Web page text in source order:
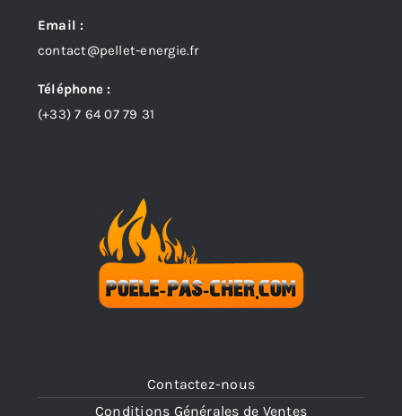
Contactez-nous
Conditions Générales de Ventes
Email :
contact@pellet-energie.fr
Téléphone :
(+33)7 64 07 79 31